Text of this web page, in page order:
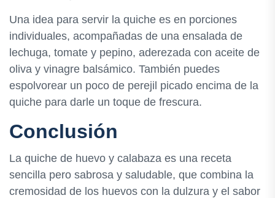
Una idea para servir la quiche es en porciones
individuales, acompañadas de una ensalada de
lechuga, tomate y pepino, aderezada con aceite de
oliva y vinagre balsámico. También puedes
espolvorear un poco de perejil picado encima de la
quiche para darle un toque de frescura.
Conclusión
La quiche de huevo y calabaza es una receta
sencilla pero sabrosa y saludable, que combina la
cremosidad de los huevos con la dulzura y el sabor